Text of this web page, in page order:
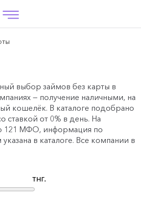
выбор займов без карты в
— получение наличными, на
кошелёк. В каталоге подобрано
ставкой от 0% в день. На
121 МФО, информация по
в каталоге. Все компании в
тнг.